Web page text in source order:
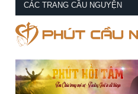
CÁC TRANG CẦU NGUYỆN